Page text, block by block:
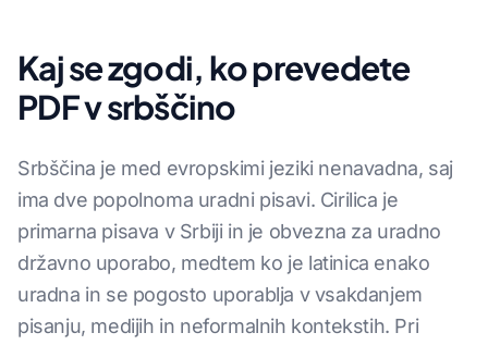
Kaj se zgodi, ko prevedete
PDF v srbščino
Srbščina je med evropskimi jeziki nenavadna, saj
ima dve popolnoma uradni pisavi. Cirilica je
primarna pisava v Srbiji in je obvezna za uradno
državno uporabo, medtem ko je latinica enako
uradna in se pogosto uporablja v vsakdanjem
pisanju, medijih in neformalnih kontekstih. Pri